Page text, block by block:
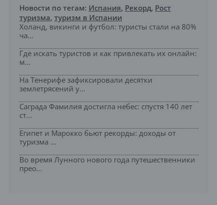
Новости по тегам: Испания, Рекорд, Рост
туризма, туризм в Испании
Холанд, викинги и футбол: туристы стали на 80%
ча...
Где искать туристов и как привлекать их онлайн:
м...
На Тенерифе зафиксировали десятки
землетрясений у...
Саграда Фамилия достигла небес: спустя 140 лет
ст...
Египет и Марокко бьют рекорды: доходы от
туризма ...
Во время Лунного нового года путешественники
прео...